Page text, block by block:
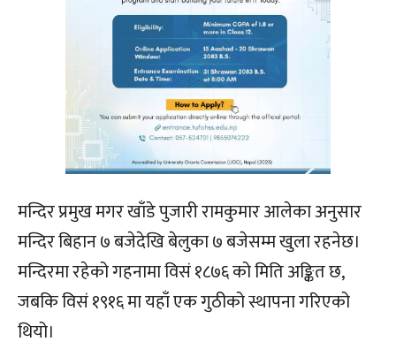
मन्दिर प्रमुख मगर खाँडे पुजारी रामकुमार आलेका अनुसार
मन्दिर बिहान ७ बजेदेखि बेलुका ७ बजेसम्म खुला रहनेछ।
मन्दिरमा रहेको गहनामा विसं १८७६ को मिति अङ्कित छ,
जबकि विसं १९१६ मा यहाँ एक गुठीको स्थापना गरिएको
थियो।